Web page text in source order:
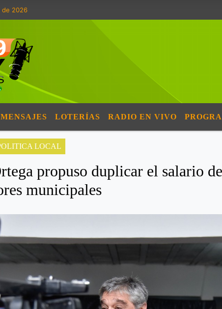
de 2026
MENSAJES LOTERÍAS RADIO EN VIVO
LOCAL
propuso duplicar el salario
municipales